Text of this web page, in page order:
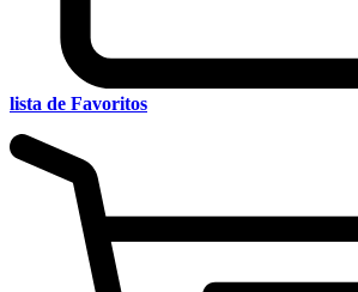
lista de Favoritos